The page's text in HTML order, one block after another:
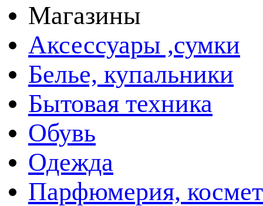
Магазины
Аксессуары ,сумки
Белье, купальники
Бытовая техника
Обувь
Одежда
Парфюмерия,